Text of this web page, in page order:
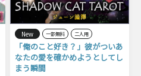
New 一部無料 二人用
「俺のこと好き？」彼がついあ
なたの愛を確かめようとしてし
まう瞬間